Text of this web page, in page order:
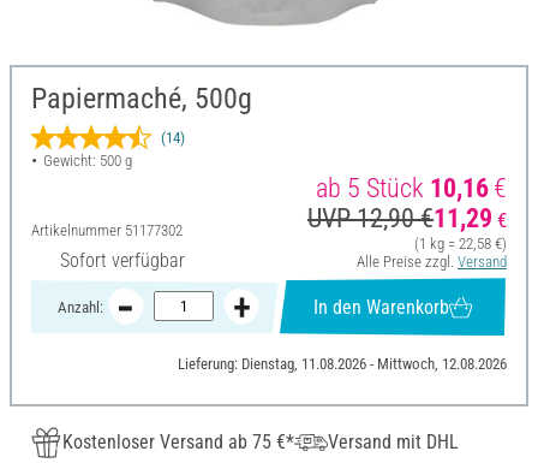
Papiermaché, 500g
(14)
Gewicht: 500 g
Artikelnummer 51177302
Sofort verfügbar
ab 5 Stück 10,16€
UVP 12,90 €11,29 €
(1 kg = 22,58 €)
Alle Preise zzgl. Versand
Anzahl: In den Warenkorb
Lieferung: Dienstag, 11.08.2026 - Mittwoch, 12.08.2026
Kostenloser Versand ab 75 €*
Versand mit DHL